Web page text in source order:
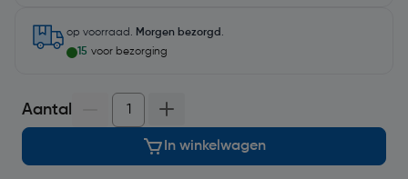
op voorraad. Morgen bezorgd .
15 voor bezorging
Aantal
In winkelwagen